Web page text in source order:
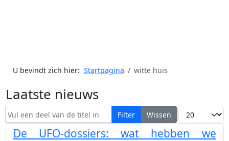
U bevindt zich hier: Startpagina witte huis
Laatste nieuws
Vul een deel van de titel in Filter Wissen Toon #
De UFO-dossiers: wat hebben we